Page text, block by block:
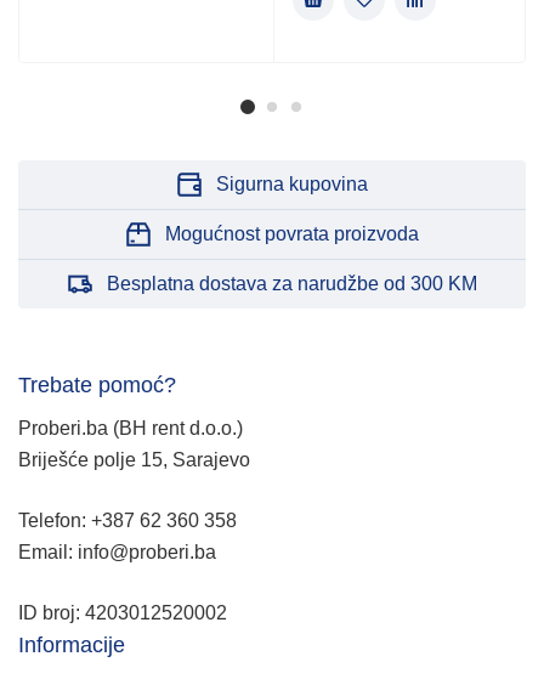
Sigurna kupovina
Mogućnost povrata proizvoda
Besplatna dostava za narudžbe od 300 KM
Trebate pomoć?
Proberi.ba (BH rent d.o.o.)
Briješće polje 15, Sarajevo
Telefon: +387 62 360 358
Email: info@proberi.ba
ID broj: 4203012520002
Informacije